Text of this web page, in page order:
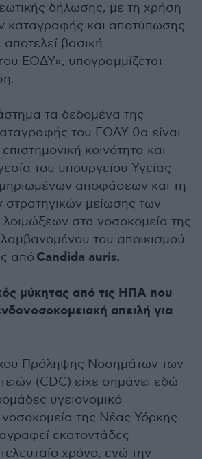
δήλωσης, με τη χρήση
καταγραφής και αποτύπωσης
βασική
ΕΟΔΥ», υπογραμμίζεται
τα δεδομένα της
του ΕΟΔΥ θα είναι
κοινότητα και
του υπουργείου Υγείας
αποφάσεων και τη
στρατηγικών μείωσης των
στα νοσοκομεία της
του αποικισμού
απόCandida auris.
μύκητας από τις ΗΠΑ που
απειλή για
Πρόληψης Νοσημάτων των
(CDC) είχε σημάνει εδώ
υγειονομικό
της Νέας Υόρκης
εκατοντάδες
χρόνο, ενώ την